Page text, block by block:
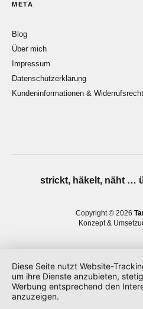
META
Blog
Über mich
Impressum
Datenschutzerklärung
Kundeninformationen & Widerrufsrecht
strickt, häkelt, näht …
Copyright © 2026
Konzept &
Diese Seite nutzt Website-
um ihre Dienste anzubieten,
Werbung entsprechend den
anzuzeigen.